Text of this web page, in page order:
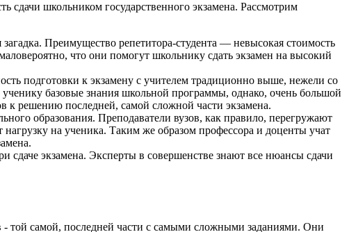
школьником государственного экзамена. Рассмотрим
Преимущество репетитора-студента — невысокая стоимость
что они помогут школьнику сдать экзамен на высокий
подготовки к экзамену с учителем традиционно выше, нежели со
базовые знания школьной программы, однако, очень большой
к решению последней, самой сложной части экзамена.
образования. Преподаватели вузов, как правило, перегружают
нагрузку на ученика. Таким же образом профессора и доценты учат
экзамена. Эксперты в совершенстве знают все нюансы сдачи
той самой, последней части с самыми сложными заданиями. Они